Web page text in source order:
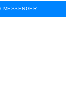
MESSENGER